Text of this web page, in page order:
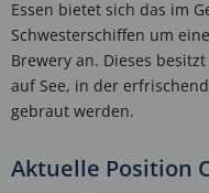
Essen bietet sich das im
Schwesterschiffen um
Brewery an. Dieses
auf See, in der
gebraut werden.
Aktuelle Position